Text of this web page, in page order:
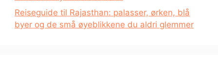
Reiseguide til Rajasthan: palasser, ørken, blå
byer og de små øyeblikkene du aldri glemmer